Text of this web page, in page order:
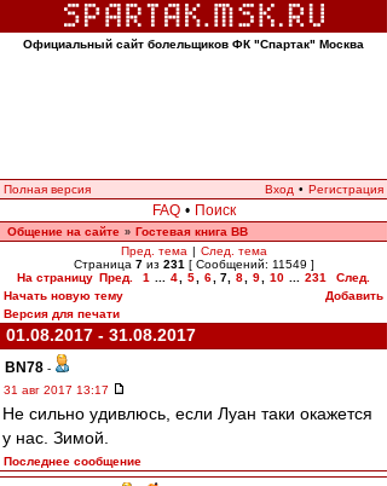
Официальный сайт болельщиков ФК "Спартак" Москва
Полная версия Вход • Регистрация
FAQ • Поиск
Общение на сайте » Гостевая книга ВВ
Пред. тема | След. тема
Страница 7из 231 [ Сообщений: 11549 ]
На страницу Пред. 1 4 5 6 7 8 9 10 231
След.
Начать новую тему
Добавить
Версия для печати
01.08.2017 - 31.08.2017
BN78 -
31 авг 2017 13:17
Не сильно удивлюсь, если Луан таки окажется
у нас. Зимой.
Последнее сообщение